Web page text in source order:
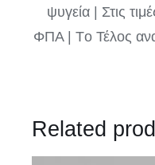
ψυγεία | Στις
ΦΠΑ | Tο Τέλος
Related